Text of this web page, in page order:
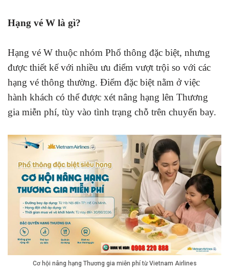
Hạng vé W là gì?
Hạng vé W thuộc nhóm Phổ thông đặc biệt, nhưng
được thiết kế với nhiều ưu điểm vượt trội so với các
hạng vé thông thường. Điểm đặc biệt nằm ở việc
hành khách có thể được xét nâng hạng lên Thương
gia miễn phí, tùy vào tình trạng chỗ trên chuyến bay.
Cơ hội nâng hạng Thương gia miễn phí từ Vietnam Airlines